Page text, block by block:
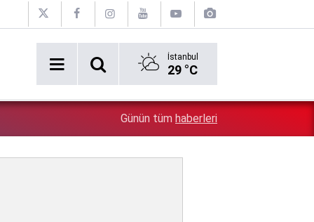
İstanbul
29 °C
Erken tatil rezervasyonu mağdurları için Ticaret
Günün tüm haberleri